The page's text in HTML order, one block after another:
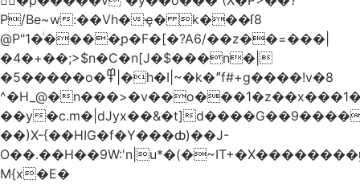
P/Be~w:��Vh�ҿ� k���ſ8
@P"1�ͥ����ַp�F�[�?A6/��z��=���|
�4�+��;>$n�C�n[J�$���n�|
�5�����o�߾|�h�I|~�k�ˮf#+g����!v�8
^�H_@�
��y�c.m�|dJyx��&�t]
��)X-{��HIG�f�Y���ȸ)��J-
M{x�E�